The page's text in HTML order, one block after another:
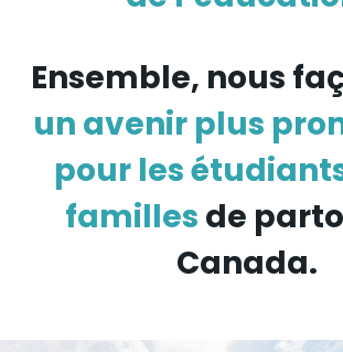
Ensemble, nous
un avenir plus
pour les
familles de
Canada.